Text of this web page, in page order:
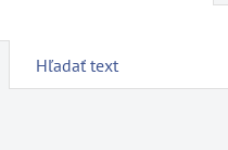
Hľadať text